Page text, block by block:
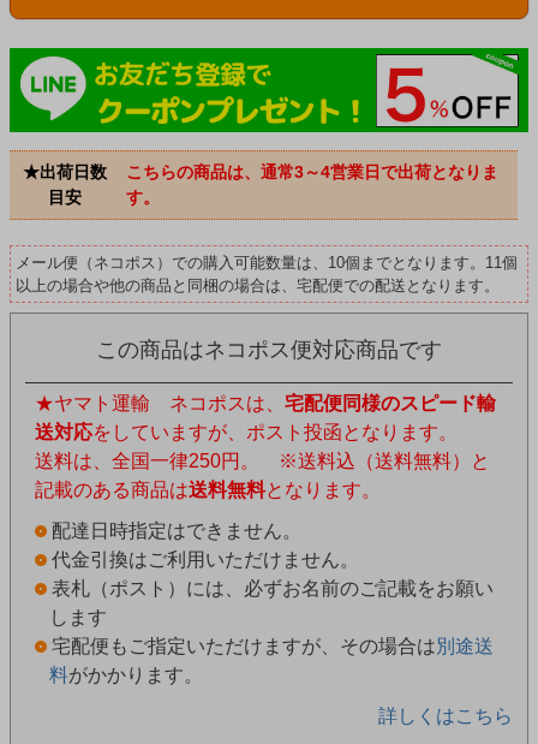
★出荷日数
目安
こちらの商品は、通常3～4営業日で出荷となりま
す。
メール便（ネコポス）での購入可能数量は、10個までとなります。11個
以上の場合や他の商品と同梱の場合は、宅配便での配送となります。
この商品はネコポス便対応商品です
★ヤマト運輸 ネコポスは、 宅配便同様のスピード輸
送対応をしていますが、ポスト投函となります。
送料は、全国一律250円。 ※送料込（送料無料）と
記載のある商品は送料無料となります。
配達日時指定はできません。
代金引換はご利用いただけません。
表札（ポスト）には、必ずお名前のご記載をお願い
します
宅配便もご指定いただけますが、その場合は別途送
料がかかります。
詳しくはこちら